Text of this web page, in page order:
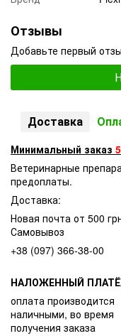
Отзывы
Добавьте первый
Доставка
Минимальный заказ
Ветеринарные
предоплаты.
Доставка:
Новая почта от 500
Самовывоз
+38 (097) 366-38-00
НАЛОЖЕННЫЙ
оплата производится
наличными, во время
получения заказа